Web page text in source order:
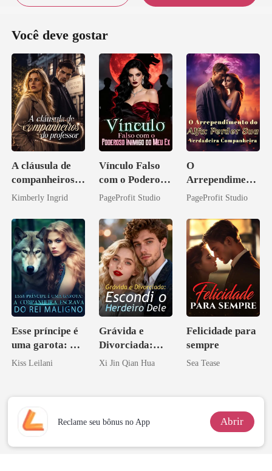
Você deve gostar
A cláusula de
companheiros
do professor
Kimberly Ingrid
Vínculo Falso
com o Poderoso
Inimigo do Meu
PageProfit Studio
O
Arrependiment
o do Alfa:
Verdadeira
Companheira
PageProfit Studio
Esse príncipe é
uma garota: A
companheira
Kiss Leilani
Grávida e
Divorciada:
Escondi o
Xi Jin Qian Hua
Felicidade para
sempre
Sea Tease
Reclame seu bônus no App Abrir